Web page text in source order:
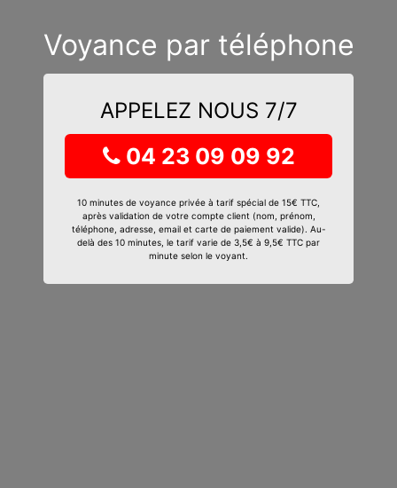
Voyance par téléphone
APPELEZ NOUS 7/7
04 23 09 09 92
10 minutes de voyance privée à tarif spécial de 15€ TTC,
après validation de votre compte client (nom, prénom,
téléphone, adresse, email et carte de paiement valide). Au-
delà des 10 minutes, le tarif varie de 3,5€ à 9,5€ TTC par
minute selon le voyant.